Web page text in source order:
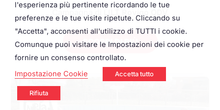
Campagna di
SCOPRI DI PIÙ
l'esperienza più pertinente ricordando le tue
preferenze e le tue visite ripetute. Cliccando su
"Accetta", acconsenti all'utilizzo di TUTTI i cookie.
Comunque puoi visitare le Impostazioni dei cookie per
fornire un consenso controllato.
Impostazione Cookie
Accetta tutto
Rifiuta